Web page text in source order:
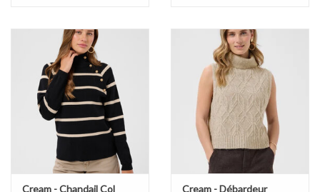
Cream - Chandail Col
Cream - Débardeur